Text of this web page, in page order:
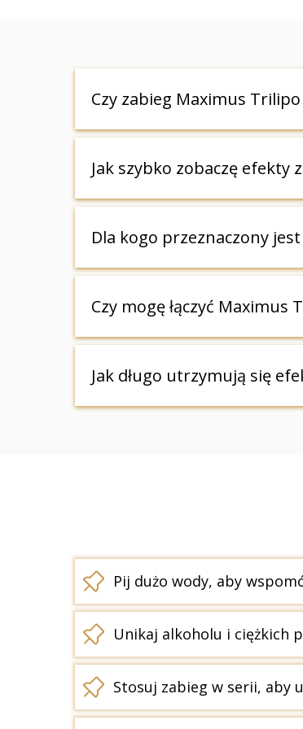
Czy zabieg Maximus
Zabieg jest komfortowy i nie
Jak szybko zobaczę efekty
Pierwsze efekty, takie jak
Dla kogo przeznaczony
Zabieg jest odpowiedni dla
Czy mogę łączyć
Tak, zabieg doskonale
Jak długo utrzymują się
Pij dużo wody, aby
Unikaj alkoholu i ciężkich
Stosuj zabieg w serii, aby